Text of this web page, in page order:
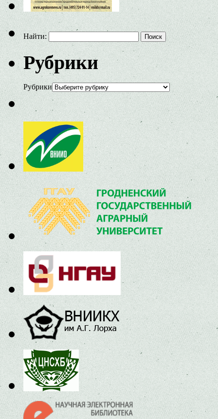
Найти:
Рубрики
Рубрики